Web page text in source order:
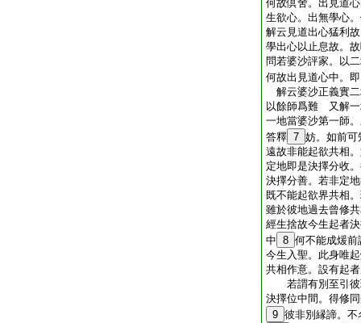
何故倶舍。出見道
生欲心。出無學心
解云見道出心猛利
學出心以止息故。
問若婆沙評家。以
何故出見道心中。
解云婆沙正義實
以餘師爲難 又解一
一地當婆沙第一師
答釋 7 妨。如前可
遠故非能起欲共相
定地即是決擇分收
決擇分善。若非定
既不能起欲界共相
雖於彼地過去曾修
經生捨故今生起者
中 8 何不能成煖
今生入聖。此身唯
共相作意。設有起
若謂有別至引彼
決擇位中間。得修
9 彼非別縁諦。